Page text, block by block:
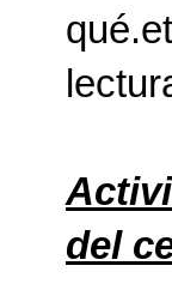
del